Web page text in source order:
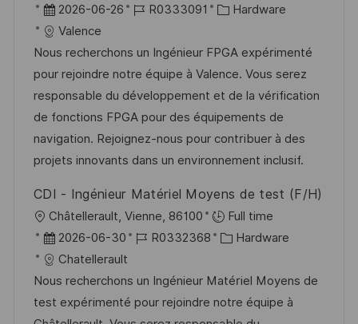
f
e
u
n
g
r
t
D
a
t
u
m
d
e
r
e
r
ö
f
f
e
2026-06-26
J
b
-
I
D
R0333091
K
t
e
g
o
r
i
Hardware
Valence
Nous recherchons un Ingénieur FPGA expérimenté
pour rejoindre notre équipe à Valence. Vous serez
responsable du développement et de la vérification
de fonctions FPGA pour des équipements de
navigation. Rejoignez-nous pour contribuer à des
projets innovants dans un environnement inclusif.
CDI - Ingénieur Matériel Moyens de test (F/H)
O
r
t
Châtellerault, Vienne, 86100
Full time
D
a
t
u
2026-06-30
J
b
-
R0332368
K
t
e
Hardware
Chatellerault
Nous recherchons un Ingénieur Matériel Moyens de
test expérimenté pour rejoindre notre équipe à